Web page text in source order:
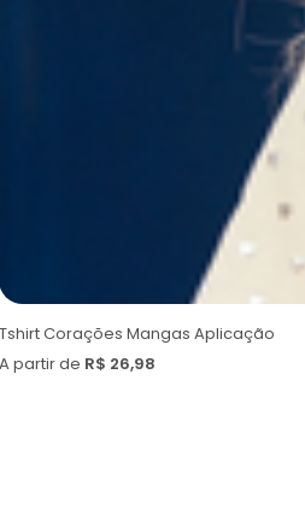
Tshirt Corações Mangas Aplicação
A partir de R$ 26,98